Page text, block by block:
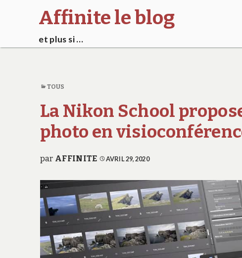
Affinite le blog
et plus si …
TOUS
La Nikon School
photo en
par AFFINITE AVRIL 29, 2020